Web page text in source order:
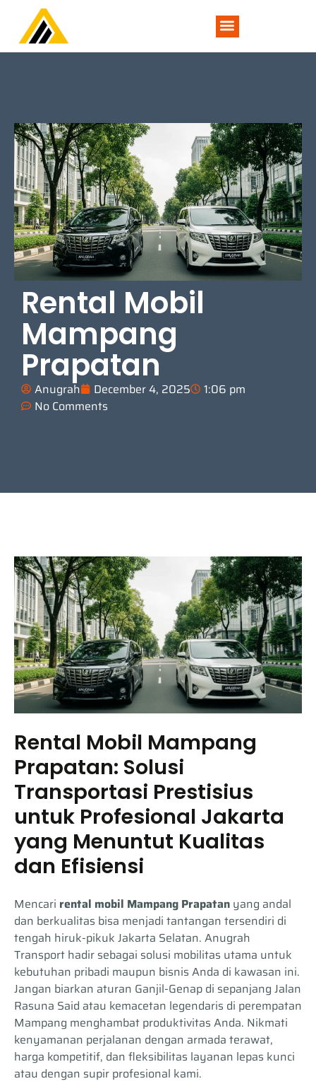
Rental Mobil
Mampang
Prapatan
Anugrah December 4, 2025
1:06 pm
No Comments
Rental Mobil Mampang
Prapatan: Solusi
Transportasi Prestisius
untuk Profesional Jakarta
yang Menuntut Kualitas
dan Efisiensi
Mencari rental mobil Mampang Prapatan yang andal
dan berkualitas bisa menjadi tantangan tersendiri di
tengah hiruk-pikuk Jakarta Selatan. Anugrah
Transport hadir sebagai solusi mobilitas utama untuk
kebutuhan pribadi maupun bisnis Anda di kawasan ini.
Jangan biarkan aturan Ganjil-Genap di sepanjang Jalan
Rasuna Said atau kemacetan legendaris di perempatan
Mampang menghambat produktivitas Anda. Nikmati
kenyamanan perjalanan dengan armada terawat,
harga kompetitif, dan fleksibilitas layanan lepas kunci
atau dengan supir profesional kami.